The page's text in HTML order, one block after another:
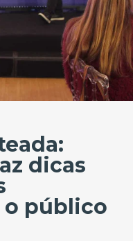
dicas
público